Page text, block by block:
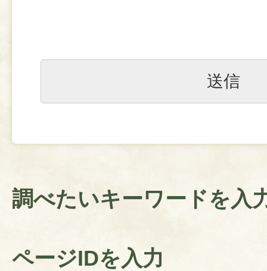
調べたいキーワードを入
ページIDを入力